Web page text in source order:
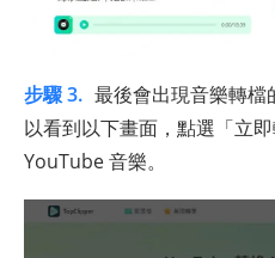
步驟 3. 最後會出現音樂轉檔
以看到以下畫面，點選「立
YouTube 音樂。